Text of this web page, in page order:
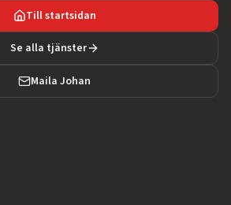
Till startsidan
Se alla tjänster
Maila Johan